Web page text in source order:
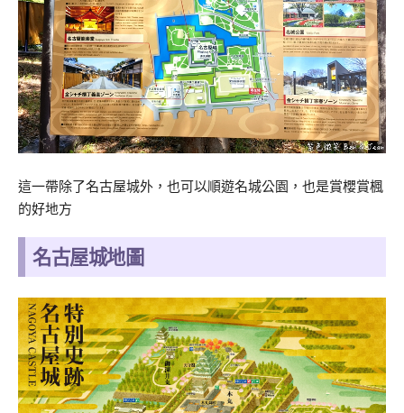
這一帶除了名古屋城外，也可以順遊名城公園，也是賞櫻賞楓
的好地方
名古屋城地圖